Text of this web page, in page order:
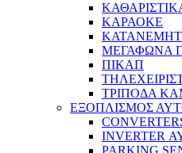
ΚΑΡΑΟΚΕ
ΜΕΓΑΦΩΝΑ
ΠΙΚΑΠ
ΤΡΙΠΟΔΑ
ΕΞΟΠΛΙΣΜΟΣ
INVERTER
PARKING